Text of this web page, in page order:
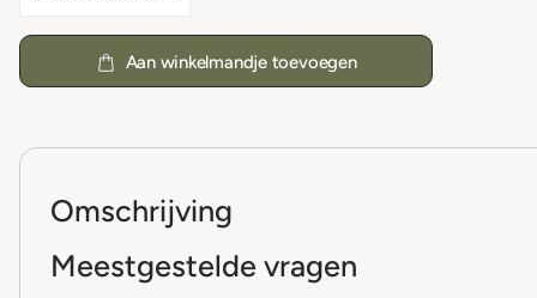
Aan winkelmandje toevoegen
Omschrijving
Meestgestelde vragen